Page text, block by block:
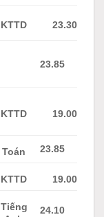
KTTD 23.30
23.85
KTTD 19.00
Toán 23.85
KTTD 19.00
Tiếng
24.10